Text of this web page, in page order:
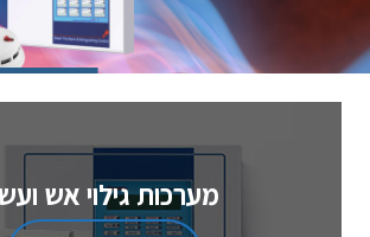
מערכות גילוי אש